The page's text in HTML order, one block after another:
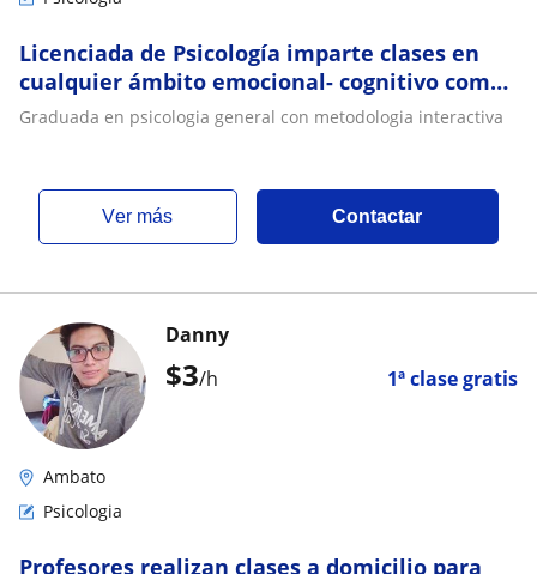
Licenciada de Psicología imparte clases en
cualquier ámbito emocional- cognitivo como
estipulación temprana en niños
Graduada en psicologia general con metodologia interactiva
ver más Contactar
$3/h 1ª clase gratis
Danny
Ambato
Psicologia
Profesores realizan clases a domicilio para